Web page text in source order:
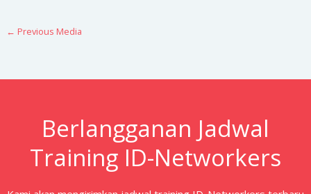
← Previous Media
Berlangganan Jadwal
Training ID-Networkers